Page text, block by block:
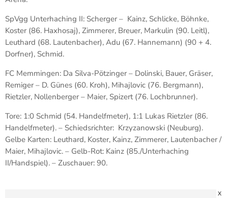
SpVgg Unterhaching II: Scherger – Kainz, Schlicke, Böhnke,
Koster (86. Haxhosaj), Zimmerer, Breuer, Markulin (90. Leitl),
Leuthard (68. Lautenbacher), Adu (67. Hannemann) (90 + 4.
Dorfner), Schmid.
FC Memmingen: Da Silva-Pötzinger – Dolinski, Bauer, Gräser,
Remiger – D. Günes (60. Kroh), Mihajlovic (76. Bergmann),
Rietzler, Nollenberger – Maier, Spizert (76. Lochbrunner).
Tore: 1:0 Schmid (54. Handelfmeter), 1:1 Lukas Rietzler (86.
Handelfmeter). – Schiedsrichter: Krzyzanowski (Neuburg).
Gelbe Karten: Leuthard, Koster, Kainz, Zimmerer, Lautenbacher /
Maier, Mihajlovic. – Gelb-Rot: Kainz (85./Unterhaching
II/Handspiel). – Zuschauer: 90.
X